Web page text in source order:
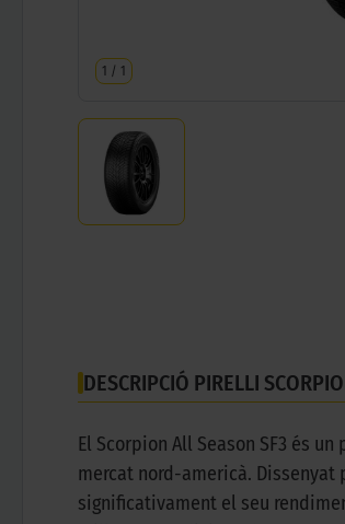
1 / 1
DESCRIPCIÓ PIRELLI
El Scorpion All Season SF3 és
mercat nord-americà. Dissenyat
significativament el seu